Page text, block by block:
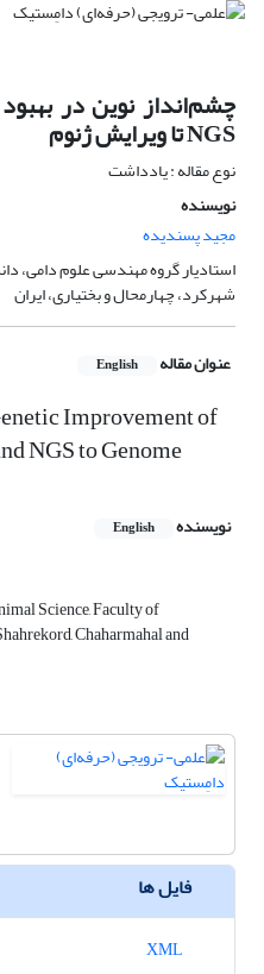
NGS تا ویرایش ژنوم
نوع مقاله : یادداشت
نویسنده
مجید پسندیده
استادیار گروه مهندسی علوم دامی،
شهرکرد، چهارمحال و بختیاری، ایران
عنوان مقاله English
Improvement of
NGS to Genome
نویسنده English
Science, Faculty of
Chaharmahal and
فایل ها